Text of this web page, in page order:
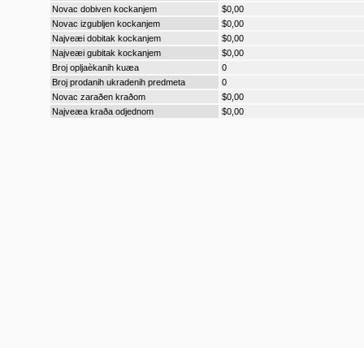
Novac dobiven kockanjem
$0,00
Novac izgubljen kockanjem
$0,00
Najveæi dobitak kockanjem
$0,00
Najveæi gubitak kockanjem
$0,00
Broj opljaèkanih kuæa
0
Broj prodanih ukradenih predmeta
0
Novac zaraðen kraðom
$0,00
Najveæa kraða odjednom
$0,00